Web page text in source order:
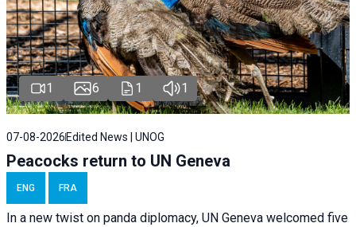
1 6 1 1
07-08-2026 Edited News | UNOG
Peacocks return to UN Geneva
ENG FRA
In a new twist on panda diplomacy, UN Geneva welcomed five